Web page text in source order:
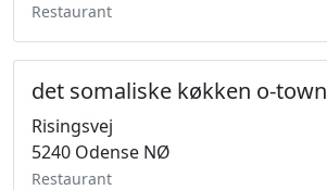
Restaurant
det somaliske køkken o-town
Risingsvej
5240 Odense NØ
Restaurant